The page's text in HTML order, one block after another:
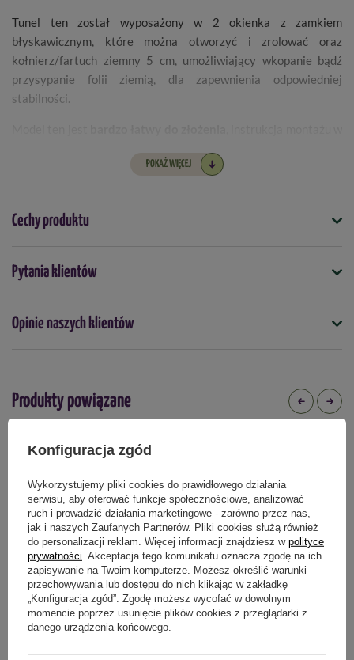
Tunel ten został wyposażony w 2 okienka z zamkiem
błyskawicznym, które można otworzyć i zrolować oraz
kołnierz/fartuch ziemny 5 cm, umożliwiający wkopanie bądź
przysypanie folii ziemią, dla zapewnienia odpowiedniej
stabilności.
Materiał:
(PP).
Szerokość
Długość: 60 cm
POKAŻ WIĘCEJ
Cechy produktu
Symbol
5907774333295
Pytania klientów
Opinie naszych klientów
Produkty powiązane
DOSTAWA 0 ZŁ
Szklarnia ogrodowa foliowa ZOSIA
typu walk-in 143 x 73 x 195 cm
Konfiguracja zgód
Wykorzystujemy pliki cookies do prawidłowego działania
serwisu, aby oferować funkcje społecznościowe, analizować
ruch i prowadzić działania marketingowe - zarówno przez nas,
jak i naszych Zaufanych Partnerów. Pliki cookies służą również
do personalizacji reklam. Więcej informacji znajdziesz w polityce
prywatności . Akceptacja tego komunikatu oznacza zgodę na ich
zapisywanie na Twoim komputerze. Możesz określić warunki
przechowywania lub dostępu do nich klikając w zakładkę
„Konfiguracja zgód”. Zgodę możesz wycofać w dowolnym
momencie poprzez usunięcie plików cookies z przeglądarki z
danego urządzenia końcowego.